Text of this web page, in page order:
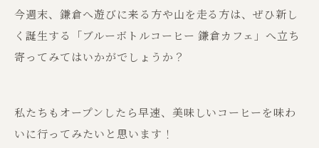
今週末、鎌倉へ遊びに来る方や山を走る方は、ぜひ新し
く誕生する「ブルーボトルコーヒー 鎌倉カフェ」へ立ち
寄ってみてはいかがでしょうか？
私たちもオープンしたら早速、美味しいコーヒーを味わ
いに行ってみたいと思います！